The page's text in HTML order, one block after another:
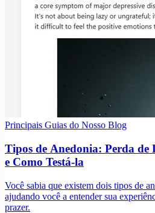
Principais Guias do Nosso Blog
Tipos de Anedonia: Perda de
e Como Testá-la
Você sabia que existem dois tipos de
ajudando você a entender sua
prazer.